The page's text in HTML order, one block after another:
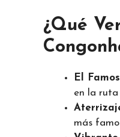
¿Qué
El
en la ruta
más